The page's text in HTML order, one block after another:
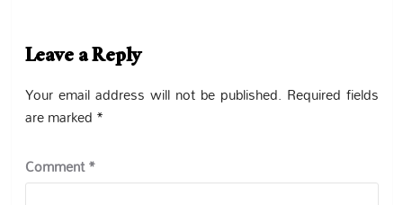
Leave a Reply
Your email address will not be published. Required fields
are marked *
Comment*